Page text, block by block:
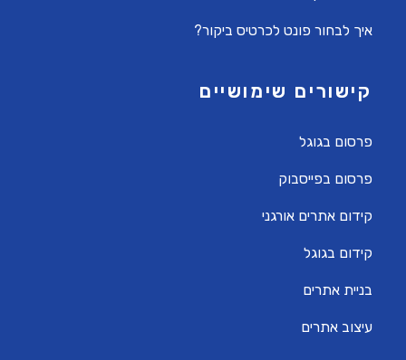
איך לבחור פונט לכרטיס ביקור?
קישורים שימושיים
פרסום בגוגל
פרסום בפייסבוק
קידום אתרים אורגני
קידום בגוגל
בניית אתרים
עיצוב אתרים